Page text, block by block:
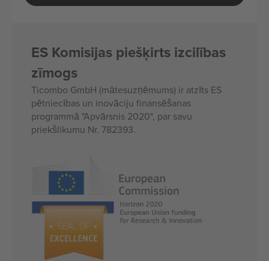
ES Komisijas piešķirts izcilības
zīmogs
Ticombo GmbH (mātesuzņēmums) ir atzīts ES
pētniecības un inovāciju finansēšanas
programmā "Apvārsnis 2020", par savu
priekšlikumu Nr. 782393.